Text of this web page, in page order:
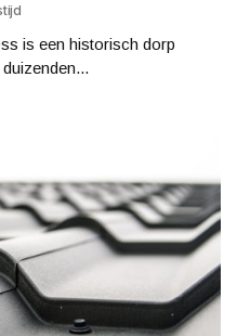
is een historisch dorp